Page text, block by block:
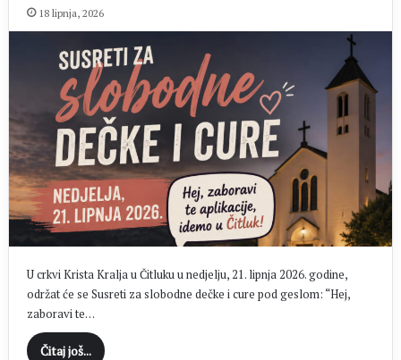
18 lipnja, 2026
U crkvi Krista Kralja u Čitluku u nedjelju, 21. lipnja 2026. godine,
održat će se Susreti za slobodne dečke i cure pod geslom: “Hej,
zaboravi te…
Čitaj još...